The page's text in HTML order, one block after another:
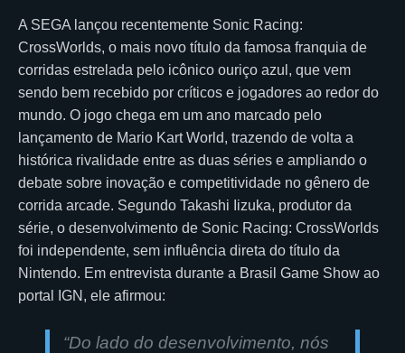
A SEGA lançou recentemente Sonic Racing:
CrossWorlds, o mais novo título da famosa franquia de
corridas estrelada pelo icônico ouriço azul, que vem
sendo bem recebido por críticos e jogadores ao redor do
mundo. O jogo chega em um ano marcado pelo
lançamento de Mario Kart World, trazendo de volta a
histórica rivalidade entre as duas séries e ampliando o
debate sobre inovação e competitividade no gênero de
corrida arcade. Segundo Takashi Iizuka, produtor da
série, o desenvolvimento de Sonic Racing: CrossWorlds
foi independente, sem influência direta do título da
Nintendo. Em entrevista durante a Brasil Game Show ao
portal IGN, ele afirmou:
“Do lado do desenvolvimento, nós